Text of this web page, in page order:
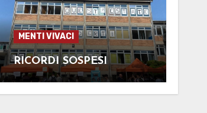
MENTI VIVACI
RICORDI SOSPESI